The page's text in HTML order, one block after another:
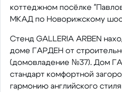
коттеджном посёлке
МКАД по Новорижскому
Стенд GALLERIA ARBEN
доме ГАРДЕН от
(домовладение №37). Дом
стандарт комфортной
гармонию английского